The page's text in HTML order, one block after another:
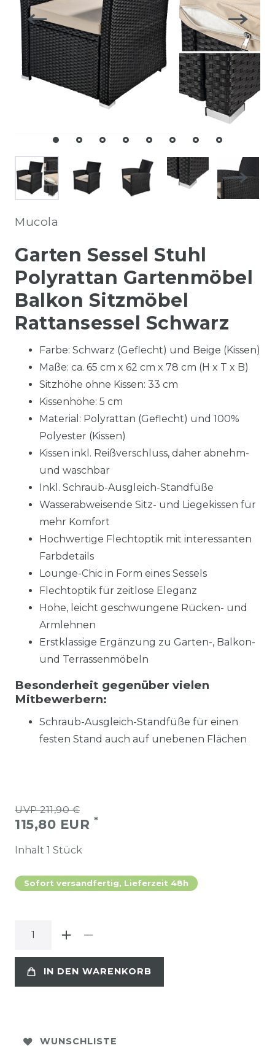
Mucola
Garten Sessel Stuhl
Polyrattan Gartenmöbel
Balkon Sitzmöbel
Rattansessel Schwarz
Farbe: Schwarz (Geflecht) und Beige (Kissen)
Maße: ca. 65 cm x 62 cm x 78 cm (H x T x B)
Sitzhöhe ohne Kissen: 33 cm
Kissenhöhe: 5 cm
Material: Polyrattan (Geflecht) und 100%
Polyester (Kissen)
Kissen inkl. Reißverschluss, daher abnehm-
und waschbar
Inkl. Schraub-Ausgleich-Standfüße
Wasserabweisende Sitz- und Liegekissen für
mehr Komfort
Hochwertige Flechtoptik mit interessanten
Farbdetails
Lounge-Chic in Form eines Sessels
Flechtoptik für zeitlose Eleganz
Hohe, leicht geschwungene Rücken- und
Armlehnen
Erstklassige Ergänzung zu Garten-, Balkon-
und Terrassenmöbeln
Besonderheit gegenüber vielen
Mitbewerbern:
Schraub-Ausgleich-Standfüße für einen
festen Stand auch auf unebenen Flächen
UVP 211,90 €
115,80 EUR *
Inhalt 1 Stück
Sofort versandfertig, Lieferzeit 48h
IN DEN WARENKORB
WUNSCHLISTE